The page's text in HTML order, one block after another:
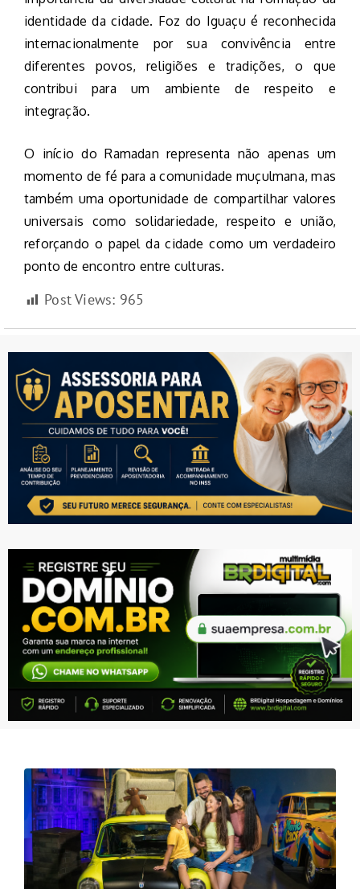
identidade da cidade. Foz do Iguaçu é reconhecida
internacionalmente por sua convivência entre
diferentes povos, religiões e tradições, o que
contribui para um ambiente de respeito e
integração.
O início do Ramadan representa não apenas um
momento de fé para a comunidade muçulmana, mas
também uma oportunidade de compartilhar valores
universais como solidariedade, respeito e união,
reforçando o papel da cidade como um verdadeiro
ponto de encontro entre culturas.
Post Views: 965